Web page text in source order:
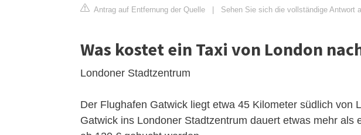
Antrag auf Entfernung der Quelle | Sehen Sie sich die vollständige Antwort
Was kostet ein Taxi von London
Londoner Stadtzentrum
Der Flughafen Gatwick liegt etwa 45 Kilometer südlich von
Gatwick ins Londoner Stadtzentrum dauert etwas mehr als